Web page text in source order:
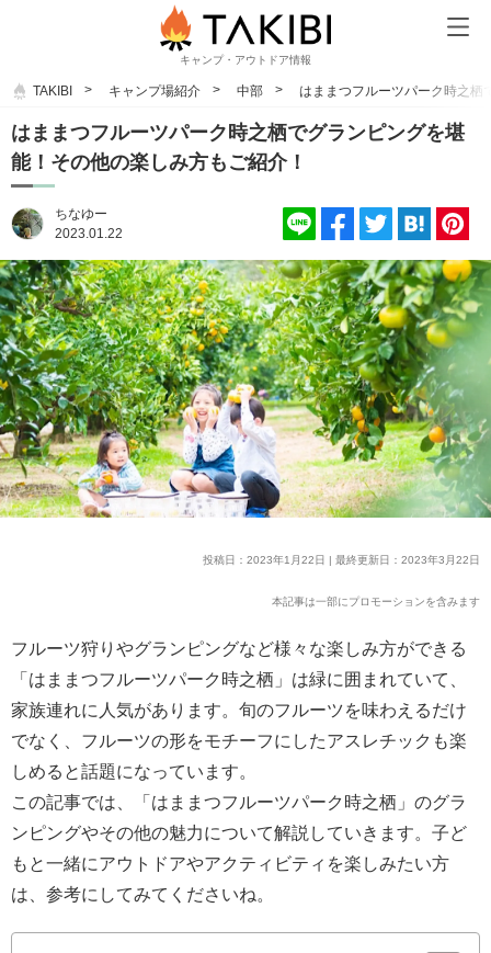
キャンプ・アウトドア情報
TAKIBI キャンプ場紹介 中部 はままつフルーツパーク時之栖
はままつフルーツパーク時之栖でグランピングを堪
能！その他の楽しみ方もご紹介！
ちなゆー
2023.01.22
投稿日：2023年1月22日 | 最終更新日：2023年3月22日
本記事は一部にプロモーションを含みます
フルーツ狩りやグランピングなど様々な楽しみ方ができる
「はままつフルーツパーク時之栖」は緑に囲まれていて、
家族連れに人気があります。旬のフルーツを味わえるだけ
でなく、フルーツの形をモチーフにしたアスレチックも楽
しめると話題になっています。
この記事では、「はままつフルーツパーク時之栖」のグラ
ンピングやその他の魅力について解説していきます。子ど
もと一緒にアウトドアやアクティビティを楽しみたい方
は、参考にしてみてくださいね。